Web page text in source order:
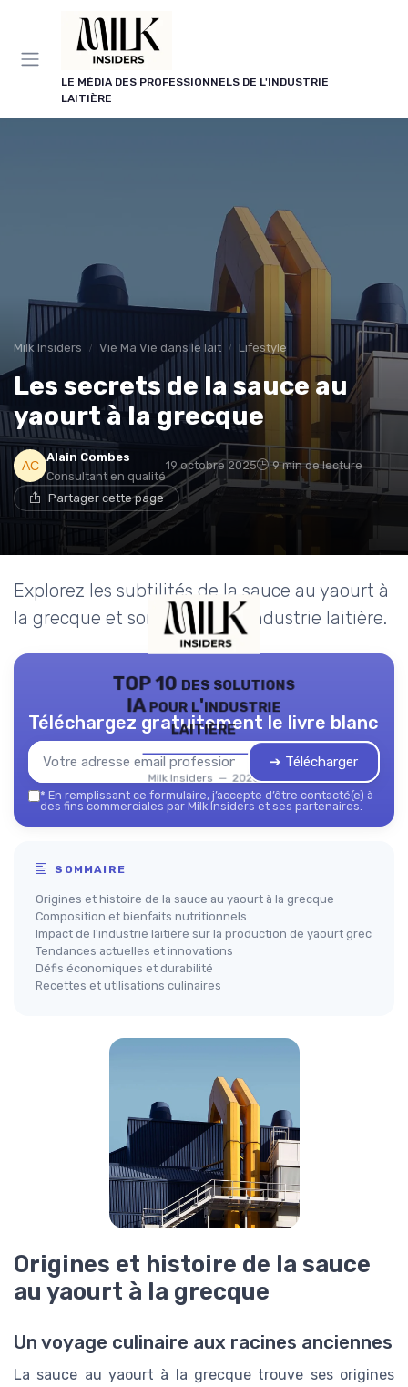
LE MÉDIA DES PROFESSIONNELS DE L'INDUSTRIE
LAITIÈRE
Milk Insiders Vie Ma Vie dans le lait Lifestyle
Les secrets de la sauce au
yaourt à la grecque
Alain Combes
Consultant en qualité
19 octobre 2025 9 min de lecture
Partager cette page
Explorez les subtilités de la sauce au yaourt à
la grecque et son lien avec l'industrie laitière.
TOP 10 des solutions
IA pour l'industrie
laitière
Milk Insiders — 2026
Téléchargez gratuitement le livre blanc
➔ Télécharger
* En remplissant ce formulaire, j’accepte d’être contacté(e) à
des fins commerciales par Milk Insiders et ses partenaires.
SOMMAIRE
Origines et histoire de la sauce au yaourt à la grecque
Composition et bienfaits nutritionnels
Impact de l'industrie laitière sur la production de yaourt grec
Tendances actuelles et innovations
Défis économiques et durabilité
Recettes et utilisations culinaires
Origines et histoire de la sauce
au yaourt à la grecque
Un voyage culinaire aux racines anciennes
La sauce au yaourt à la grecque trouve ses origines